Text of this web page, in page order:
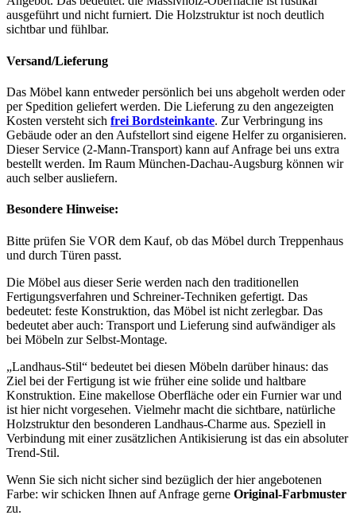
ausgeführt und nicht furniert. Die Holzstruktur ist noch deutlich
sichtbar und fühlbar.
Versand/Lieferung
Das Möbel kann entweder persönlich bei uns abgeholt werden oder
per Spedition geliefert werden. Die Lieferung zu den angezeigten
Kosten versteht sich frei Bordsteinkante. Zur Verbringung ins
Gebäude oder an den Aufstellort sind eigene Helfer zu organisieren.
Dieser Service (2-Mann-Transport) kann auf Anfrage bei uns extra
bestellt werden. Im Raum München-Dachau-Augsburg können wir
auch selber ausliefern.
Besondere Hinweise:
Bitte prüfen Sie VOR dem Kauf, ob das Möbel durch Treppenhaus
und durch Türen passt.
Die Möbel aus dieser Serie werden nach den traditionellen
Fertigungsverfahren und Schreiner-Techniken gefertigt. Das
bedeutet: feste Konstruktion, das Möbel ist nicht zerlegbar. Das
bedeutet aber auch: Transport und Lieferung sind aufwändiger als
bei Möbeln zur Selbst-Montage.
„Landhaus-Stil“ bedeutet bei diesen Möbeln darüber hinaus: das
Ziel bei der Fertigung ist wie früher eine solide und haltbare
Konstruktion. Eine makellose Oberfläche oder ein Furnier war und
ist hier nicht vorgesehen. Vielmehr macht die sichtbare, natürliche
Holzstruktur den besonderen Landhaus-Charme aus. Speziell in
Verbindung mit einer zusätzlichen Antikisierung ist das ein absoluter
Trend-Stil.
Wenn Sie sich nicht sicher sind bezüglich der hier angebotenen
Farbe: wir schicken Ihnen auf Anfrage gerne Original-Farbmuster
zu.